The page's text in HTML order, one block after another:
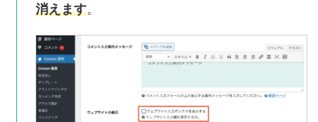
消えます。